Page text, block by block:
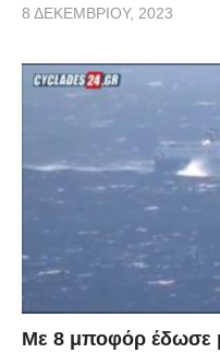
8 ΔΕΚΕΜΒΡΊΟΥ, 2023
Με 8 μποφόρ έδωσε